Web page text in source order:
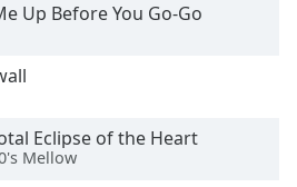
Up Before You Go-Go
Eclipse of the Heart
Mellow